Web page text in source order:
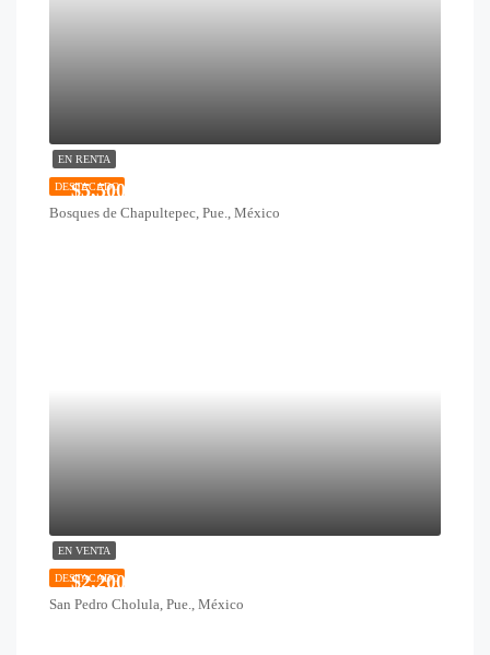
EN RENTA
DESTACADO
$5,500
Bosques de Chapultepec, Pue., México
EN VENTA
DESTACADO
$2,200,000
San Pedro Cholula, Pue., México